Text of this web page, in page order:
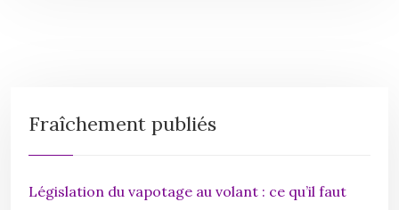
Fraîchement publiés
Législation du vapotage au volant : ce qu’il faut